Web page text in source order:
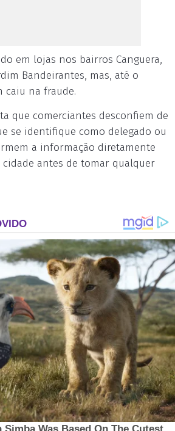
em lojas nos bairros Canguera,
Bandeirantes, mas, até o
caiu na fraude.
que comerciantes desconfiem de
se identifique como delegado ou
a informação diretamente
cidade antes de tomar qualquer